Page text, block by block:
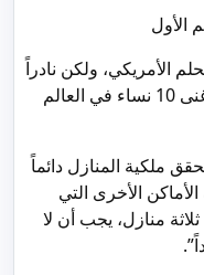
الأمريكي، ولكن نادراً
ما يكون هذا هو ما يتجه إليه الأثرياء كأغنى 10 نساء في العالم
ملكية المنازل دائماً
الأخرى التي
منازل، يجب أن لا